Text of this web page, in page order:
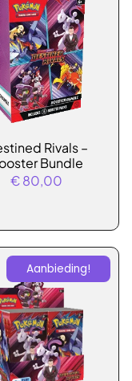
Rivals –
Bundle
€80,00
Aanbieding!